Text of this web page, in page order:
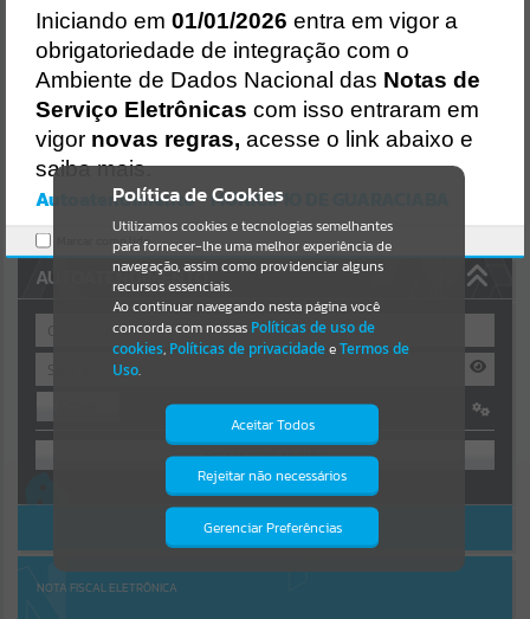
Resultados para""
Portais
Por favor, aguarde...
NOTÍCIAS
Por favor, aguarde...
Por favor, aguarde...
AUTOATENDIMENTO
OU
Cadastre-se|Recuperar Senha
ACESSAR SEM LOGIN
NOTA FISCAL ELETRÔNICA
Política de Cookies
Utilizamos cookies e tecnologias semelhantes
para fornecer-lhe uma melhor experiência de
navegação, assim como providenciar alguns
recursos essenciais.
Ao continuar navegando nesta página você
concorda com nossas Políticas de uso de
cookies, Políticas de privacidadeeTermos de
Uso.
Aceitar Todos
Rejeitar não necessários
Gerenciar Preferências
Isto significa que diversos recursos
providenciados poderão não estar
Iniciando em 01/01/2026 entra em vigor a
obrigatoriedade de integração com o
Ambiente de Dados Nacional das Notas de
Serviço Eletrônicas com isso entraram em
vigor novas regras, acesse o link abaixo e
saiba mais.
Autoatendimento - MUNICIPIO DE GUARACIABA
Marcar como lido.
Gerenciamento do Sistema
CÓDIGO DA MENSAGEM:
Ocorreu um erro de script:
Uncaught SyntaxError: Unexpected token '('
https://guaraciaba.atende.net/cidadao/pagina/static/bundle/wpo_in
dex_2_base_l2_portal_editores_sync_d9fb77cfd5741fafc9972edc7a6
41fea.js?v=83d4f602:47
Verificar Mais Detalhes